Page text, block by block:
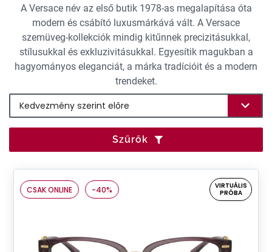
A Versace név az első butik 1978-as megalapítása óta
modern és csábító luxusmárkává vált. A Versace
szemüveg-kollekciók mindig kitűnnek precizitásukkal,
stílusukkal és exkluzivitásukkal. Egyesítik magukban a
hagyományos eleganciát, a márka tradícióit és a modern
trendeket.
Szűrők
CSAK ONLINE -40%
VIRTUÁLIS
PRÓBA